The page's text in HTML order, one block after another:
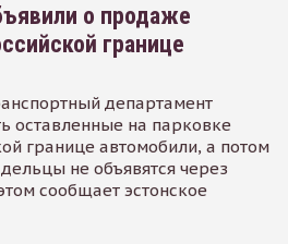
о продаже
границе
департамент
оставленные на парковке
границе автомобили, а потом
не объявятся через
сообщает эстонское